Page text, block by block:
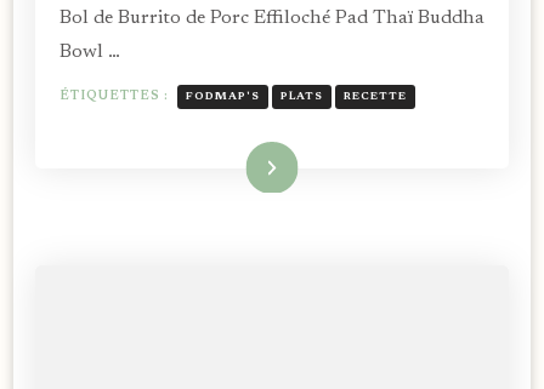
Bol de Burrito de Porc Effiloché Pad Thaï Buddha
Bowl …
ÉTIQUETTES : FODMAP'S PLATS RECETTE
Lire la suite